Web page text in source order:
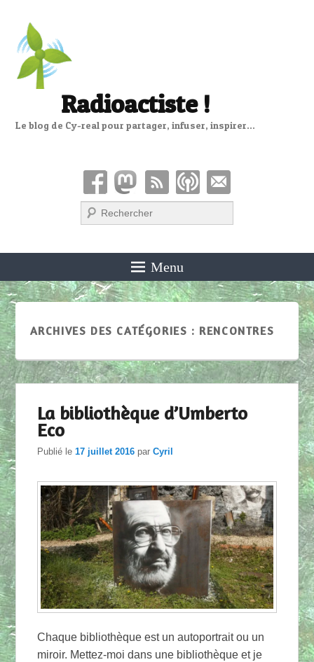
Radioactiste !
Le blog de Cy-real pour partager, infuser, inspirer…
Recherche
Menu
ARCHIVES DES CATÉGORIES : RENCONTRES
La bibliothèque d’Umberto
Eco
Publié le17 juillet 2016 parCyril
Chaque bibliothèque est un autoportrait ou un
miroir. Mettez-moi dans une bibliothèque et je